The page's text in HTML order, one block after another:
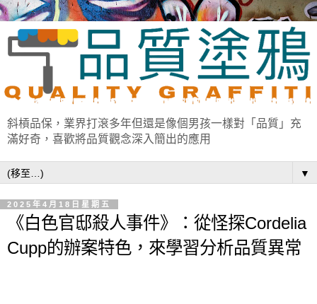
斜槓品保，業界打滾多年但還是像個男孩一樣對「品質」充
滿好奇，喜歡將品質觀念深入簡出的應用
▼
2025年4月18日星期五
《白色官邸殺人事件》：從怪探Cordelia
Cupp的辦案特色，來學習分析品質異常